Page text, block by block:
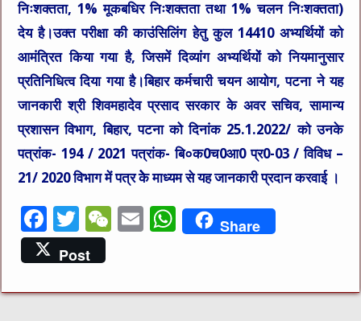
निःशक्तता, 1% मूकबधिर निःशक्तता तथा 1% चलन निःशक्तता)
देय है।उक्त परीक्षा की काउंसिलिंग हेतु कुल 14410 अभ्यर्थियों को
आमंत्रित किया गया है, जिसमें दिव्यांग अभ्यर्थियों को नियमानुसार
प्रतिनिधित्व दिया गया है।बिहार कर्मचारी चयन आयोग, पटना ने यह
जानकारी श्री शिवमहादेव प्रसाद सरकार के अवर सचिव, सामान्य
प्रशासन विभाग, बिहार, पटना को दिनांक 25.1.2022/ को उनके
पत्रांक- 194 / 2021 पत्रांक- बि०क0च0आ0 प्र0-03 / विविध –
21/ 2020 विभाग में पत्र केेे माध्यम से यह जानकारी प्रदान करवाई ।
F
a
c
e
T
w
it
te
W
h
E
l
W
h
s
Share
Post